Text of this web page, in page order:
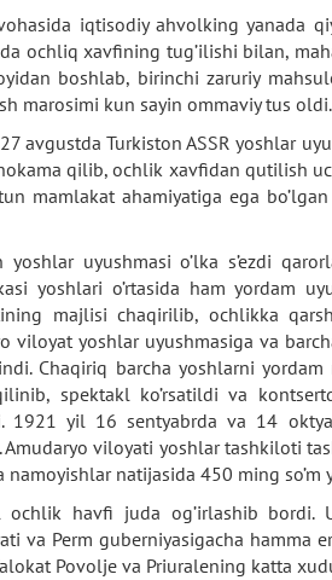
iqtisodiy ahvolking yanada
ochliq xavfining tug’ilishi bilan,
boshlab, birinchi zaruriy
marosimi kun sayin ommaviy tus oldi.
avgustda Turkiston ASSR yoshlar
qilib, ochlik xavfidan qutilish
mamlakat ahamiyatiga ega
yoshlar uyushmasi o’lka s’ezdi
yoshlari o’rtasida ham yordam
majlisi chaqirilib, ochlikka
viloyat yoshlar uyushmasiga va
Chaqiriq barcha yoshlarni
spektakl ko’rsatildi va
1921 yil 16 sentyabrda va 14
Amudaryo viloyati yoshlar tashkiloti
namoyishlar natijasida 450 ming so’m
havfi juda og’irlashib bordi.
va Perm guberniyasigacha hamma
Povolje va Priuralening katta